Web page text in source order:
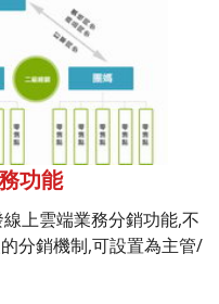
功能
上雲端業務分銷功能,不
分銷機制,可設置為主管/